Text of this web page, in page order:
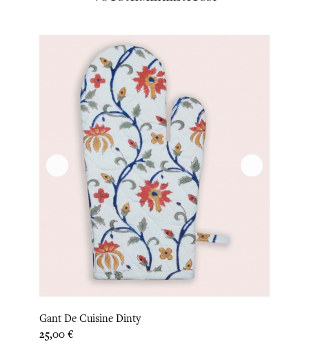
Gant De Cuisine Dinty
Prix
25,00 €